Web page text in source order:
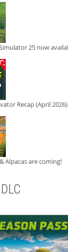
25 now
Recap (April
Alpacas are coming!